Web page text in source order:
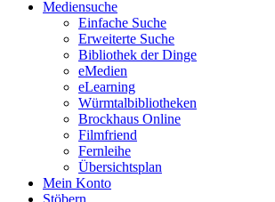
Mediensuche
Einfache Suche
Erweiterte Suche
Bibliothek der Dinge
eMedien
eLearning
Würmtalbibliotheken
Brockhaus Online
Filmfriend
Fernleihe
Übersichtsplan
Mein Konto
Stöbern